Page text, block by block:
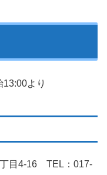
より
丁目4-16 TEL：017-